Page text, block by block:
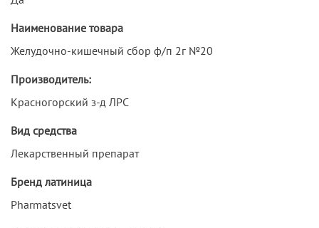
Наименование товара
Желудочно-кишечный сбор ф/п 2г №20
Производитель:
Красногорский з-д ЛРС
Вид средства
Лекарственный препарат
Бренд латиница
Pharmatsvet